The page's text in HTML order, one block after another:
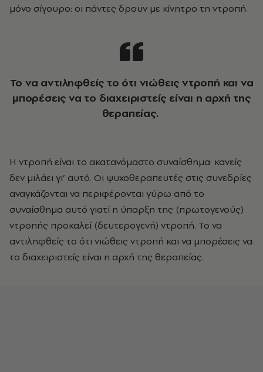
μόνο σίγουρο: οι πάντες δρουν με κίνητρο τη ντροπή.
Το να αντιληφθείς το ότι νιώθεις ντροπή και να
μπορέσεις να το διαχειριστείς είναι η αρχή της
θεραπείας.
Η ντροπή είναι το ακατανόμαστο συναίσθημα· κανείς
δεν μιλάει γι’ αυτό. Οι ψυχοθεραπευτές στις συνεδρίες
αναγκάζονται να περιφέρονται γύρω από το
συναίσθημα αυτό γιατί η ύπαρξη της (πρωτογενούς)
ντροπής προκαλεί (δευτερογενή) ντροπή. Το να
αντιληφθείς το ότι νιώθεις ντροπή και να μπορέσεις να
το διαχειριστείς είναι η αρχή της θεραπείας.